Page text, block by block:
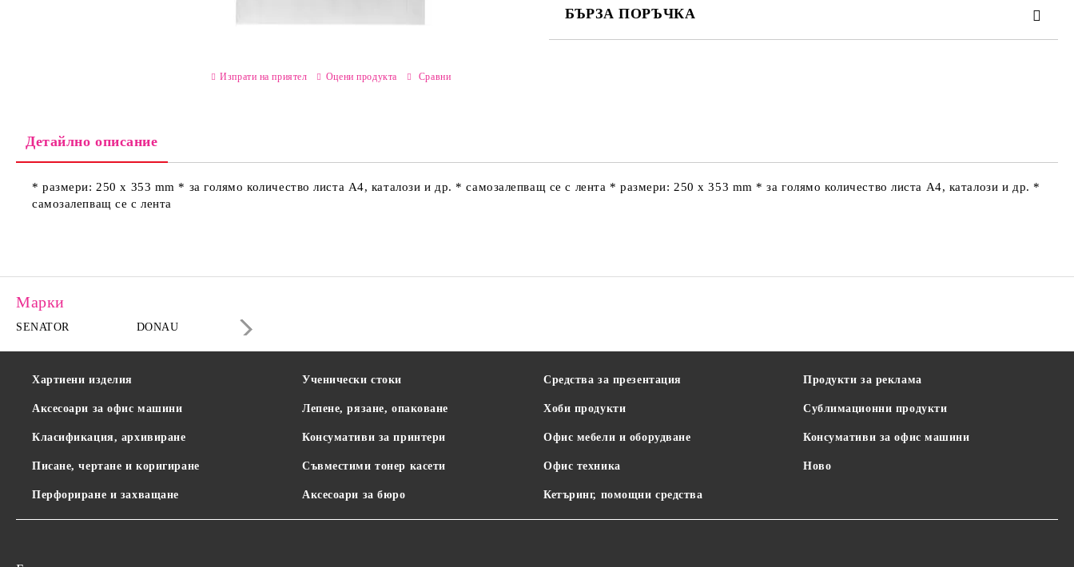
БЪРЗА ПОРЪЧКА
Изпрати на приятел Оцени продукта Сравни
Детайлно описание
* размери: 250 х 353 mm * за голямо количество листа А4, каталози и др. * самозалепващ се с лента * размери: 250 х 353 mm * за голямо количество листа А4, каталози и др. *
самозалепващ се с лента
Марки
SENATOR DONAU
Хартиени изделия
Аксесоари за офис машини
Класификация, архивиране
Писане, чертане и коригиране
Перфориране и захващане
Ученически стоки
Лепене, рязане, опаковане
Консумативи за принтери
Съвместими тонер касети
Аксесоари за бюро
Средства за презентация
Хоби продукти
Офис мебели и оборудване
Офис техника
Кетъринг, помощни средства
Продукти за реклама
Сублимационни продукти
Консумативи за офис машини
Ново